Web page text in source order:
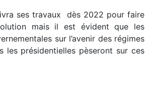
ses travaux dès 2022 pour faire
mais il est évident que les
sur l’avenir des régimes
les présidentielles pèseront sur ces